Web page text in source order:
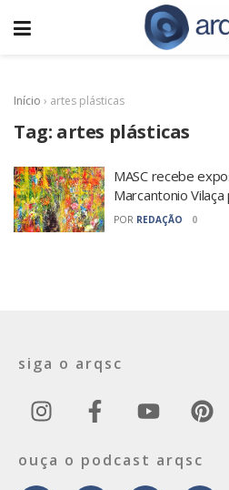
Início › artes plásticas
Tag: artes plásticas
MASC recebe
Marcantonio
POR REDAÇÃO 0
siga o arqsc
ouça o podcast arqsc